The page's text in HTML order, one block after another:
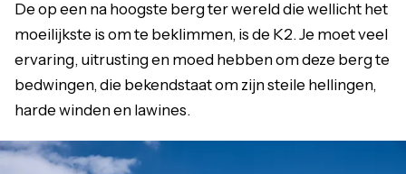
De op een na hoogste berg ter wereld die wellicht het
moeilijkste is om te beklimmen, is de K2. Je moet veel
ervaring, uitrusting en moed hebben om deze berg te
bedwingen, die bekendstaat om zijn steile hellingen,
harde winden en lawines.